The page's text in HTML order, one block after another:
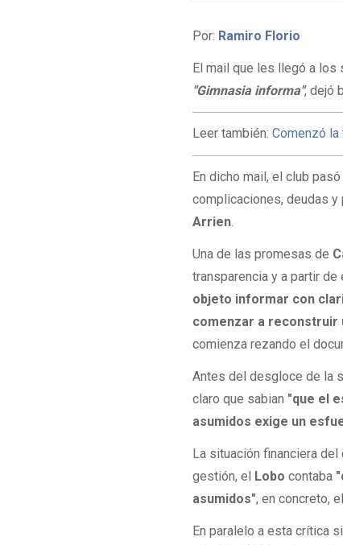
Por: Ramiro Florio
El mail que les llegó a
"Gimnasia informa", dejó
Leer también:Comenzó
En dicho mail, el club
complicaciones, deudas
Arrien
Una de las promesas de
transparencia y a partir
objeto informar con
comenzar a reconstruir
comienza rezando el
Antes del desgloce de la
claro que sabian "que el
asumidos exige un
La situación financiera del
gestión, el Lobo contaba
asumidos", en concreto,
En paralelo a esta crítica